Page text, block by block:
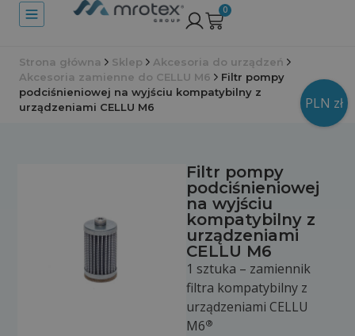
0
Strona główna Sklep
Akcesoria do urządzeń
Akcesoria zamienne do CELLU M6
Filtr pompy
podciśnieniowej na wyjściu kompatybilny z
urządzeniami CELLU M6
Filtr pompy
podciśnieniowej
na wyjściu
kompatybilny z
urządzeniami
CELLU M6
1 sztuka – zamiennik
filtra kompatybilny z
urządzeniami CELLU
M6®
PLN zł